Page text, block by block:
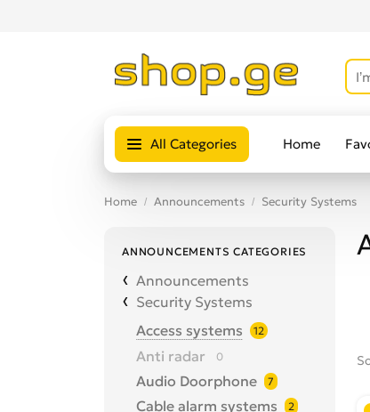
All Categories Home
Home Announcements Security Systems
ANNOUNCEMENTS CATEGORIES
Announcements
Security Systems
Access systems
12
Anti radar 0
Audio Doorphone 7
Cable alarm systems 2